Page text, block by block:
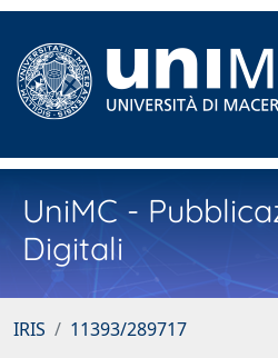
UniMC -
Digitali
IRIS 11393/289717